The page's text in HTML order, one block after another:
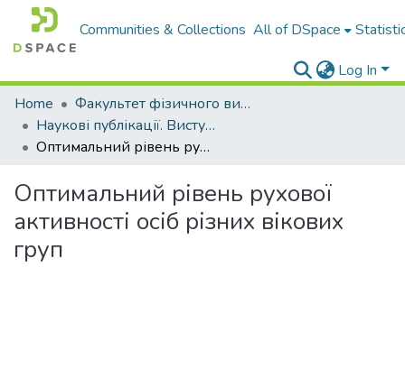
Communities & Collections All of DSpace
Log In
Home
Факультет фізичного виховання і спорту
Наукові публікації. Виступи
Оптимальний рівень рухової активності осіб різних вікових груп
Оптимальний рівень рухової
активності осіб різних вікових
груп